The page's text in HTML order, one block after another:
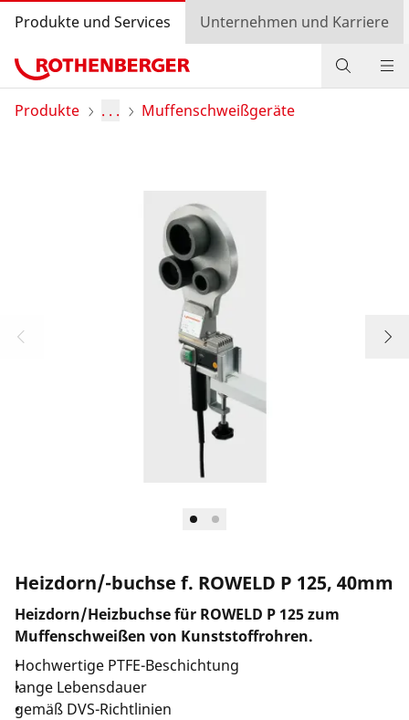
Produkte und Services Unternehmen und Karriere
Produkte
Login
Unternehmen und Karriere
Produkte . . . Muffenschweißgeräte
Heizdorn/-buchse f. ROWELD P 125, 40mm
Heizdorn/Heizbuchse für ROWELD P 125 zum
Muffenschweißen von Kunststoffrohren.
Hochwertige PTFE-Beschichtung
lange Lebensdauer
gemäß DVS-Richtlinien